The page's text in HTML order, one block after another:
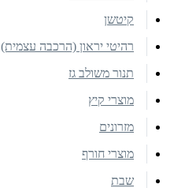
קיטשן
רהיטי יראון (הרכבה עצמית)
תנור משולב גז
מוצרי קיץ
מזרונים
מוצרי חורף
שבת